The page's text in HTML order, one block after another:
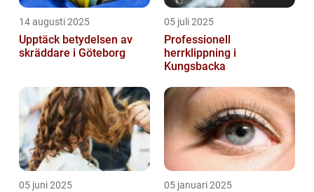
14 augusti 2025
Upptäck betydelsen av
skräddare i Göteborg
05 juli 2025
Professionell
herrklippning i
Kungsbacka
05 juni 2025 05 januari 2025